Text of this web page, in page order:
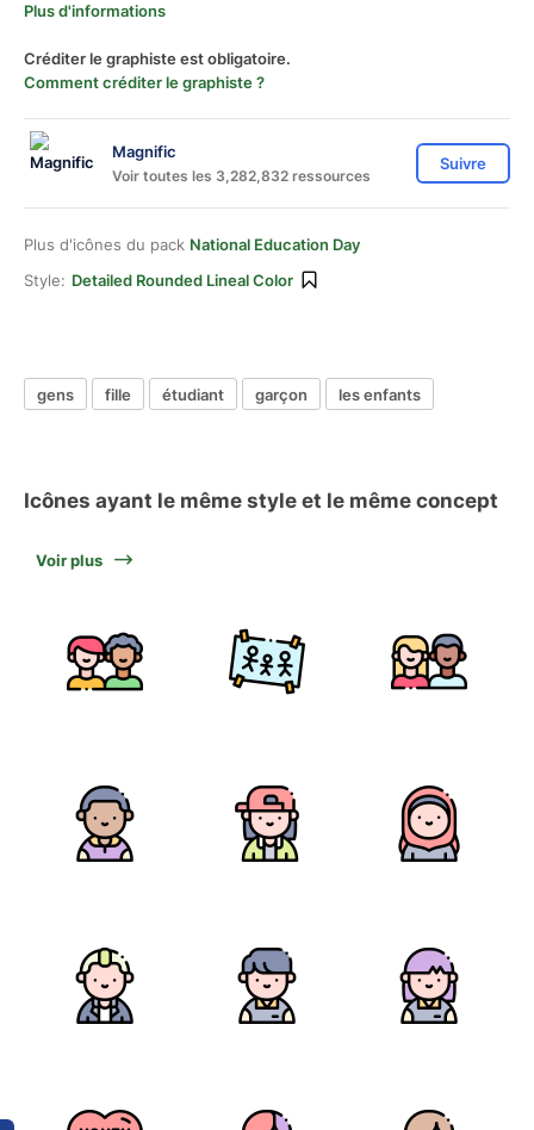
Plus d'informations
Créditer le graphiste est obligatoire.
Comment créditer le graphiste ?
Magnific
Voir toutes les 3,282,832 ressources
Suivre
Plus d'icônes du pack National Education Day
Style: Detailed Rounded Lineal Color
gens fille étudiant garçon les enfants
Icônes ayant le même style et le même concept
Voir plus